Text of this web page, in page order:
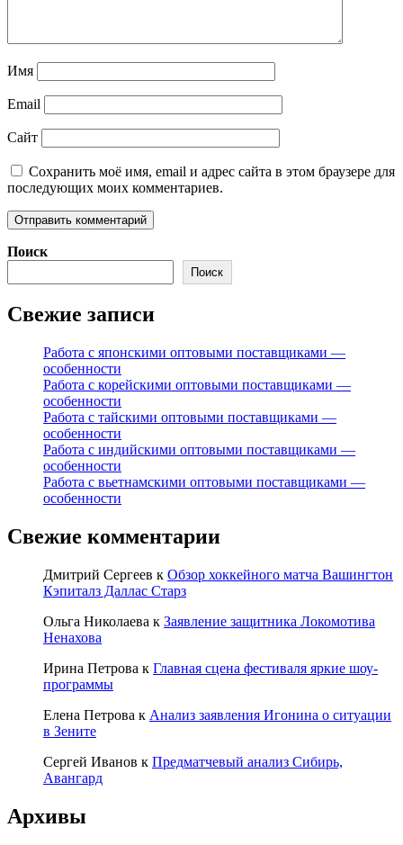
Имя
Email
Сайт
Сохранить моё имя, email и адрес сайта в этом браузере для
последующих моих комментариев.
Поиск
Поиск
Свежие записи
Работа с японскими оптовыми поставщиками —
особенности
Работа с корейскими оптовыми поставщиками —
особенности
Работа с тайскими оптовыми поставщиками —
особенности
Работа с индийскими оптовыми поставщиками —
особенности
Работа с вьетнамскими оптовыми поставщиками —
особенности
Свежие комментарии
Дмитрий Сергеев к Обзор хоккейного матча Вашингтон
Кэпиталз Даллас Старз
Ольга Николаева к Заявление защитника Локомотива
Ненахова
Ирина Петрова к Главная сцена фестиваля яркие шоу-
программы
Елена Петрова к Анализ заявления Игонина о ситуации
в Зените
Сергей Иванов к Предматчевый анализ Сибирь,
Авангард
Архивы